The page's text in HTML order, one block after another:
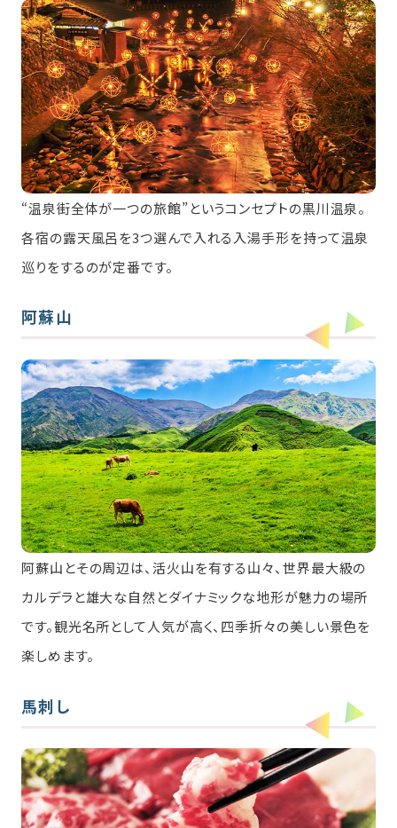
“温泉街全体が一つの旅館”というコンセプトの黒川温泉。
各宿の露天風呂を3つ選んで入れる入湯手形を持って温泉
巡りをするのが定番です。
阿蘇山
阿蘇山とその周辺は、活火山を有する山々、世界最大級の
カルデラと雄大な自然とダイナミックな地形が魅力の場所
です。観光名所として人気が高く、四季折々の美しい景色を
楽しめます。
馬刺し